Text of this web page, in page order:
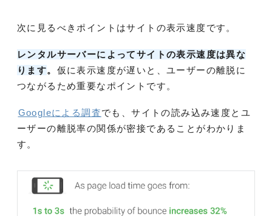
次に見るべきポイントはサイトの表示速度です。
レンタルサーバーによってサイトの表示速度は異な
ります。 仮に表示速度が遅いと、ユーザーの離脱に
つながるため重要なポイントです。
Googleによる調査でも、サイトの読み込み速度とユ
ーザーの離脱率の関係が密接であることがわかりま
す。